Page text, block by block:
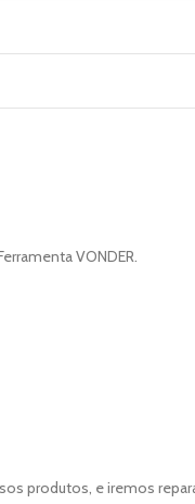
VONDER.
produtos, e iremos